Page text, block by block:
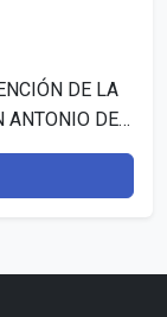
DE LA
ANTONIO DE